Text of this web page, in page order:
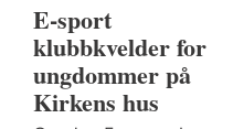
E-sport
klubbkvelder for
ungdommer på
Kirkens hus